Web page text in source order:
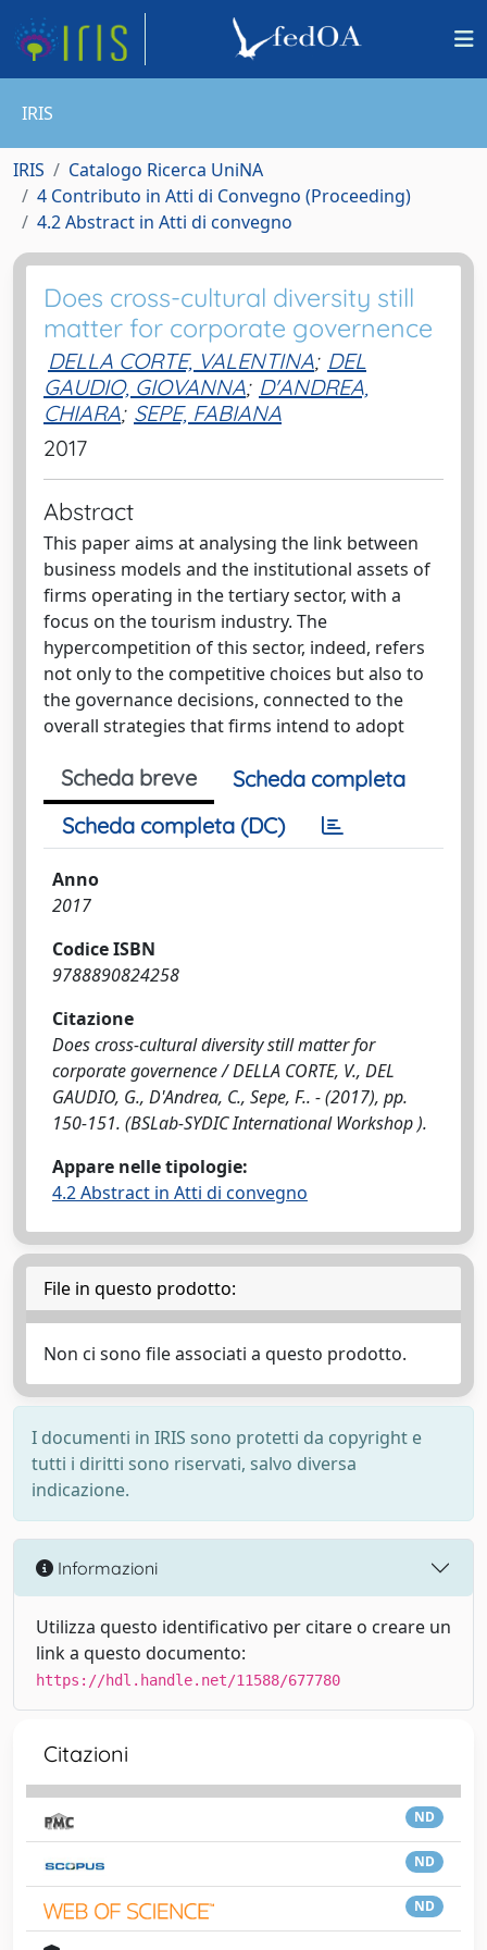
IRIS
IRIS
Catalogo Ricerca UniNA
4 Contributo in Atti di Convegno (Proceeding)
4.2 Abstract in Atti di convegno
Does cross-cultural diversity still
matter for corporate governence
DELLA CORTE, VALENTINA; DEL
GAUDIO, GIOVANNA; D'ANDREA,
CHIARA; SEPE, FABIANA
2017
Abstract
This paper aims at analysing the link between
business models and the institutional assets of
firms operating in the tertiary sector, with a
focus on the tourism industry. The
hypercompetition of this sector, indeed, refers
not only to the competitive choices but also to
the governance decisions, connected to the
overall strategies that firms intend to adopt
Scheda breve
Scheda completa
Scheda completa (DC)
Anno
2017
Codice ISBN
9788890824258
Citazione
Does cross-cultural diversity still matter for
corporate governence / DELLA CORTE, V., DEL
GAUDIO, G., D'Andrea, C., Sepe, F.. - (2017), pp.
150-151. (BSLab-SYDIC International Workshop ).
Appare nelle tipologie:
4.2 Abstract in Atti di convegno
File in questo prodotto:
Non ci sono file associati a questo prodotto.
I documenti in IRIS sono protetti da copyright e
tutti i diritti sono riservati, salvo diversa
indicazione.
Informazioni
Utilizza questo identificativo per citare o creare un
link a questo documento:
https://hdl.handle.net/11588/677780
Citazioni
ND
ND
ND